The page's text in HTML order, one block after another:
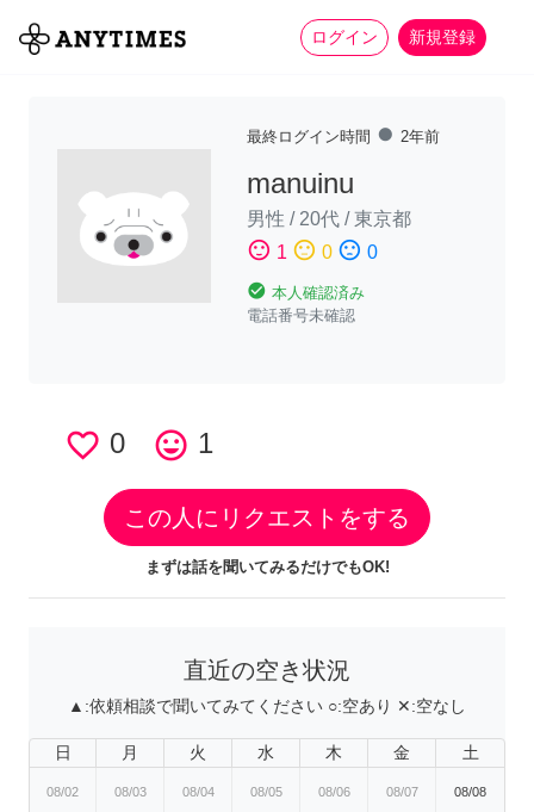
ログイン 新規登録
全て 家事 more_horiz
最終ログイン時間 fiber_manual_record 2年前
manuinu
男性 / 20代 /東京都
sentiment_satisfied 1 sentiment_neutral 0 sentiment_dissatisfied 0
check_circle 本人確認済み
電話番号未確認
favorite_border 0 tag_faces 1
この人にリクエストをする
まずは話を聞いてみるだけでもOK!
直近の空き状況
▲:依頼相談で聞いてみてください ○:空あり ✕:空なし
日 月 火 水 木 金 土
08/02 08/03 08/04 08/05 08/06 08/07 08/08